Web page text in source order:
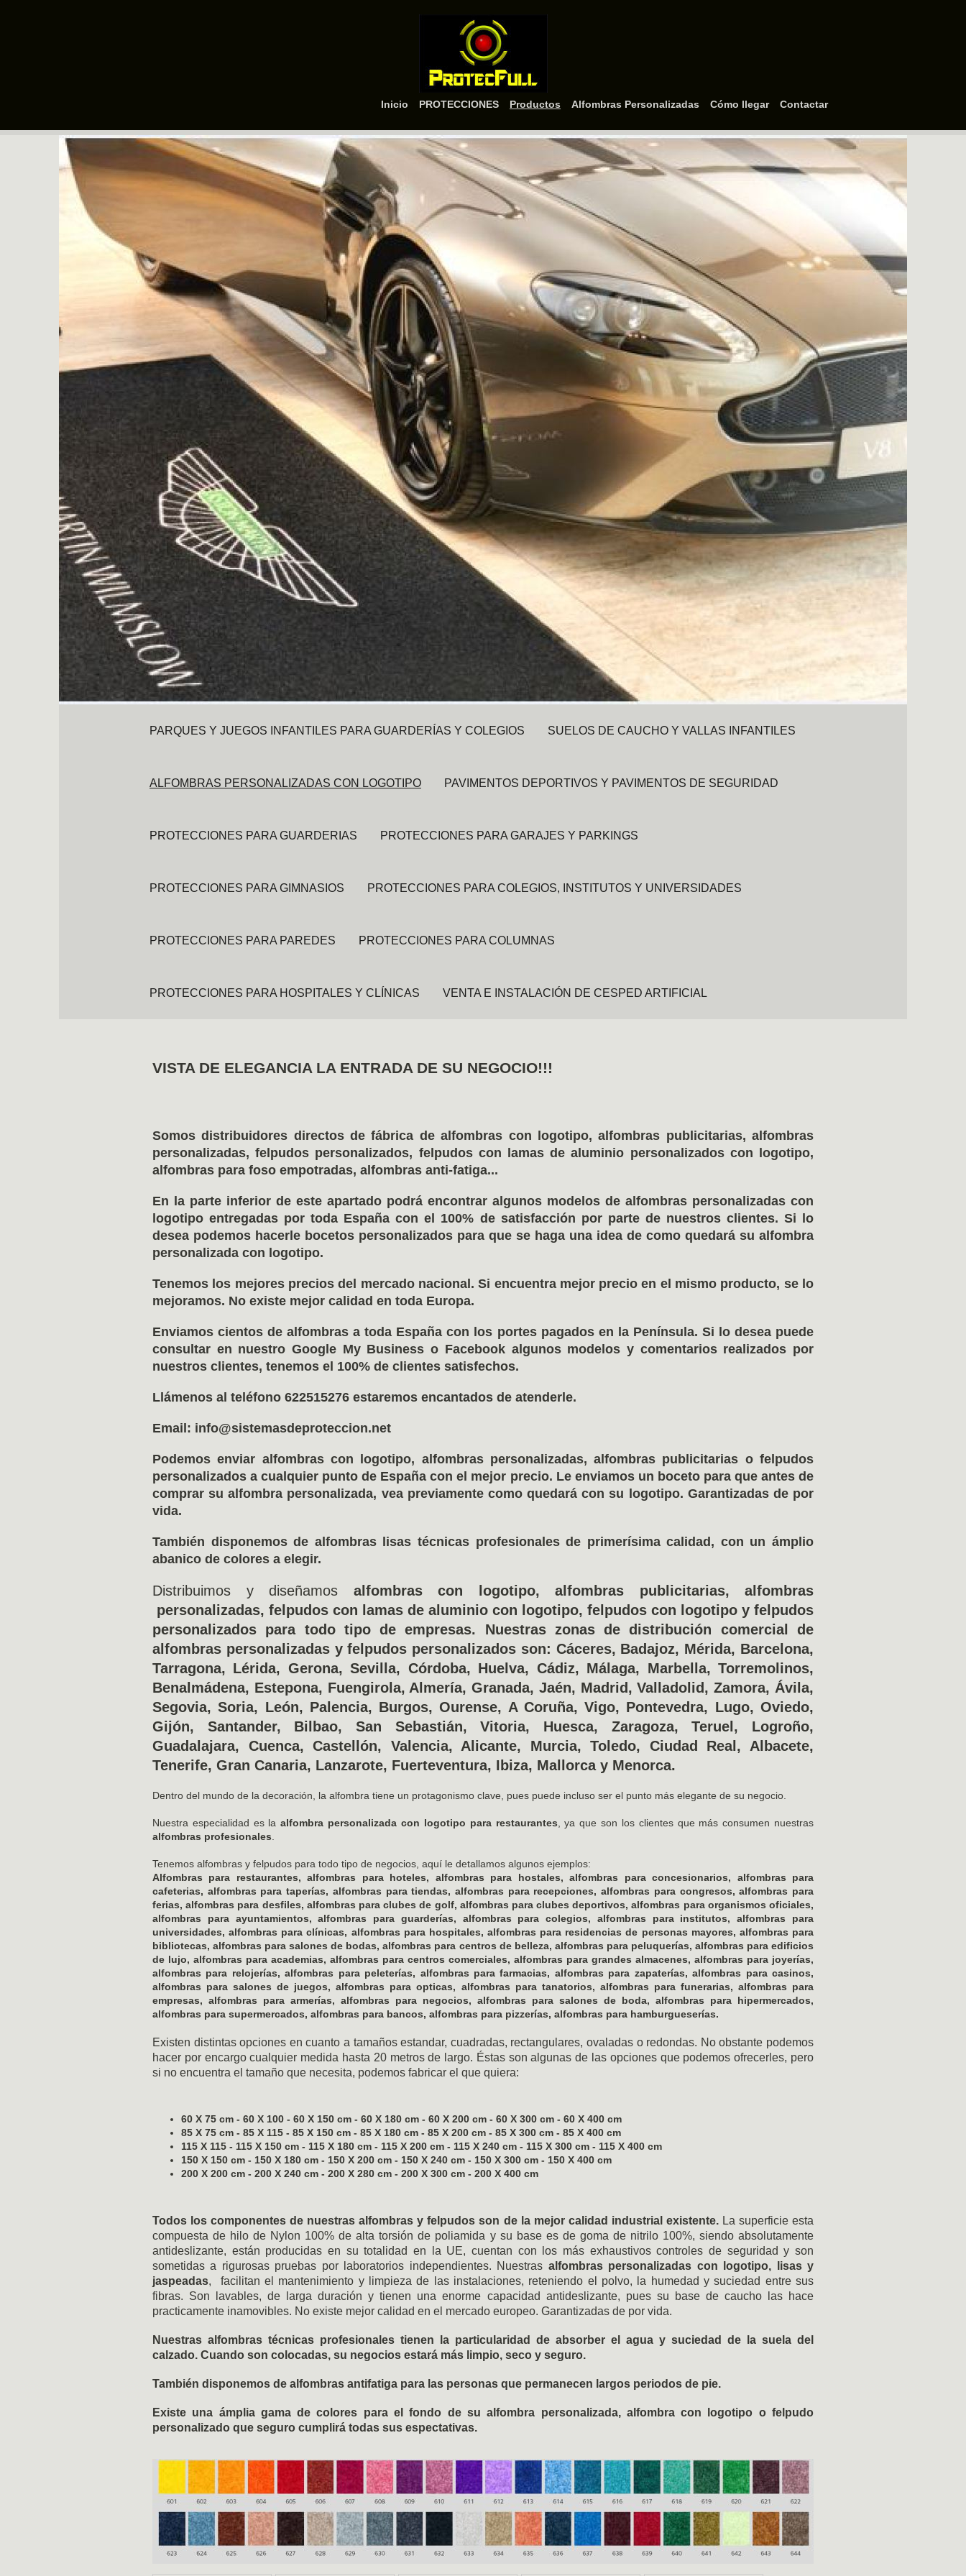
Inicio PROTECCIONES Productos Alfombras Personalizadas Cómo llegar Contactar
PARQUES Y JUEGOS INFANTILES PARA GUARDERÍAS Y COLEGIOS SUELOS DE CAUCHO Y VALLAS INFANTILES
ALFOMBRAS PERSONALIZADAS CON LOGOTIPO PAVIMENTOS DEPORTIVOS Y PAVIMENTOS DE SEGURIDAD
PROTECCIONES PARA GUARDERIAS PROTECCIONES PARA GARAJES Y PARKINGS
PROTECCIONES PARA GIMNASIOS PROTECCIONES PARA COLEGIOS, INSTITUTOS Y UNIVERSIDADES
PROTECCIONES PARA PAREDES PROTECCIONES PARA COLUMNAS
PROTECCIONES PARA HOSPITALES Y CLÍNICAS VENTA E INSTALACIÓN DE CESPED ARTIFICIAL
VISTA DE ELEGANCIA LA ENTRADA DE SU NEGOCIO!!!
Somos distribuidores directos de fábrica de alfombras con logotipo, alfombras publicitarias, alfombras
personalizadas, felpudos personalizados, felpudos con lamas de aluminio personalizados con logotipo,
alfombras para foso empotradas, alfombras anti-fatiga...
En la parte inferior de este apartado podrá encontrar algunos modelos de alfombras personalizadas con
logotipo entregadas por toda España con el 100% de satisfacción por parte de nuestros clientes. Si lo
desea podemos hacerle bocetos personalizados para que se haga una idea de como quedará su alfombra
personalizada con logotipo.
Tenemos los mejores precios del mercado nacional. Si encuentra mejor precio en el mismo producto, se lo
mejoramos. No existe mejor calidad en toda Europa.
Enviamos cientos de alfombras a toda España con los portes pagados en la Península. Si lo desea puede
consultar en nuestro Google My Business o Facebook algunos modelos y comentarios realizados por
nuestros clientes, tenemos el 100% de clientes satisfechos.
Llámenos al teléfono 622515276 estaremos encantados de atenderle.
Email: info@sistemasdeproteccion.net
Podemos enviar alfombras con logotipo, alfombras personalizadas, alfombras publicitarias o felpudos
personalizados a cualquier punto de España con el mejor precio. Le enviamos un boceto para que antes de
comprar su alfombra personalizada, vea previamente como quedará con su logotipo. Garantizadas de por
vida.
También disponemos de alfombras lisas técnicas profesionales de primerísima calidad, con un ámplio
abanico de colores a elegir.
Distribuimos y diseñamos alfombras con logotipo, alfombras publicitarias, alfombras
personalizadas, felpudos con lamas de aluminio con logotipo, felpudos con logotipo y felpudos
personalizados para todo tipo de empresas. Nuestras zonas de distribución comercial de
alfombras personalizadas y felpudos personalizados son: Cáceres, Badajoz, Mérida, Barcelona,
Tarragona, Lérida, Gerona, Sevilla, Córdoba, Huelva, Cádiz, Málaga, Marbella, Torremolinos,
Benalmádena, Estepona, Fuengirola, Almería, Granada, Jaén, Madrid, Valladolid, Zamora, Ávila,
Segovia, Soria, León, Palencia, Burgos, Ourense, A Coruña, Vigo, Pontevedra, Lugo, Oviedo,
Gijón, Santander, Bilbao, San Sebastián, Vitoria, Huesca, Zaragoza, Teruel, Logroño,
Guadalajara, Cuenca, Castellón, Valencia, Alicante, Murcia, Toledo, Ciudad Real, Albacete,
Tenerife, Gran Canaria, Lanzarote, Fuerteventura, Ibiza, Mallorca y Menorca.
Dentro del mundo de la decoración, la alfombra tiene un protagonismo clave, pues puede incluso ser el punto más elegante de su negocio.
Nuestra especialidad es laalfombra personalizada con logotipo para restaurantes , ya que son los clientes que más consumen nuestras
alfombras profesionales
Tenemos alfombras y felpudos para todo tipo de negocios, aquí le detallamos algunos ejemplos:
Alfombras para restaurantes, alfombras para hoteles, alfombras para hostales, alfombras para concesionarios, alfombras para
cafeterias, alfombras para taperías, alfombras para tiendas, alfombras para recepciones, alfombras para congresos, alfombras para
ferias, alfombras para desfiles, alfombras para clubes de golf, alfombras para clubes deportivos, alfombras para organismos oficiales,
alfombras para ayuntamientos, alfombras para guarderías, alfombras para colegios, alfombras para institutos, alfombras para
universidades, alfombras para clínicas, alfombras para hospitales, alfombras para residencias de personas mayores, alfombras para
bibliotecas, alfombras para salones de bodas, alfombras para centros de belleza, alfombras para peluquerías, alfombras para edificios
de lujo, alfombras para academias, alfombras para centros comerciales, alfombras para grandes almacenes, alfombras para joyerías,
alfombras para relojerías, alfombras para peleterías, alfombras para farmacias, alfombras para zapaterías, alfombras para casinos,
alfombras para salones de juegos, alfombras para opticas, alfombras para tanatorios, alfombras para funerarias, alfombras para
empresas, alfombras para armerías, alfombras para negocios, alfombras para salones de boda, alfombras para hipermercados,
alfombras para supermercados, alfombras para bancos, alfombras para pizzerías, alfombras para hamburgueserías.
Existen distintas opciones en cuanto a tamaños estandar, cuadradas, rectangulares, ovaladas o redondas. No obstante podemos
hacer por encargo cualquier medida hasta 20 metros de largo. Éstas son algunas de las opciones que podemos ofrecerles, pero
si no encuentra el tamaño que necesita, podemos fabricar el que quiera:
60 X 75 cm - 60 X 100 - 60 X 150 cm - 60 X 180 cm - 60 X 200 cm - 60 X 300 cm - 60 X 400 cm
85 X 75 cm - 85 X 115 - 85 X 150 cm - 85 X 180 cm - 85 X 200 cm - 85 X 300 cm - 85 X 400 cm
115 X 115 - 115 X 150 cm - 115 X 180 cm - 115 X 200 cm - 115 X 240 cm - 115 X 300 cm - 115 X 400 cm
150 X 150 cm - 150 X 180 cm - 150 X 200 cm - 150 X 240 cm - 150 X 300 cm - 150 X 400 cm
200 X 200 cm - 200 X 240 cm - 200 X 280 cm - 200 X 300 cm - 200 X 400 cm
Todos los componentes de nuestras alfombras y felpudos son de la mejor calidad industrial existente.La superficie esta
compuesta de hilo de Nylon 100% de alta torsión de poliamida y su base es de goma de nitrilo 100%, siendo absolutamente
antideslizante, están producidas en su totalidad en la UE, cuentan con los más exhaustivos controles de seguridad y son
sometidas a rigurosas pruebas por laboratorios independientes. Nuestras alfombras personalizadas con logotipo, lisas y
jaspeadas, facilitan el mantenimiento y limpieza de las instalaciones, reteniendo el polvo, la humedad y suciedad entre sus
fibras. Son lavables, de larga duración y tienen una enorme capacidad antideslizante, pues su base de caucho las hace
practicamente inamovibles. No existe mejor calidad en el mercado europeo. Garantizadas de por vida.
Nuestras alfombras técnicas profesionales tienen la particularidad de absorber el agua y suciedad de la suela del
calzado. Cuando son colocadas, su negocios estará más limpio, seco y seguro.
También disponemos de alfombras antifatiga para las personas que permanecen largos periodos de pie.
Existe una ámplia gama de colores para el fondo de su alfombra personalizada, alfombra con logotipo o felpudo
personalizado que seguro cumplirá todas sus espectativas.